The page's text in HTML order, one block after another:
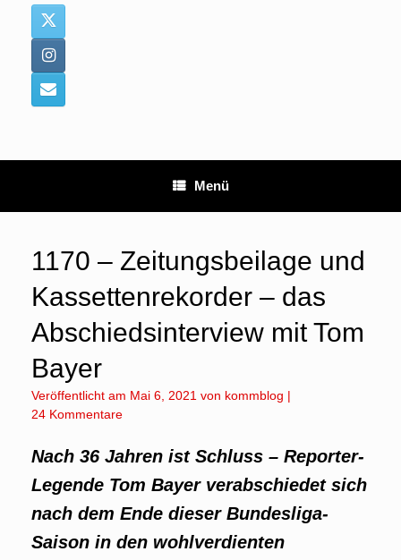
Menü
1170 – Zeitungsbeilage und
Kassettenrekorder – das
Abschiedsinterview mit Tom
Bayer
Veröffentlicht am Mai 6, 2021 von kommblog |
24 Kommentare
Nach 36 Jahren ist Schluss – Reporter-
Legende Tom Bayer verabschiedet sich
nach dem Ende dieser Bundesliga-
Saison in den wohlverdienten